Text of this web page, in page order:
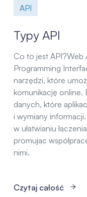
API
Typy API
Co to jest API?Web
Programming
narzędzi, które
komunikację online.
danych, które
i wymiany
w ułatwianiu
promując
nimi.
Czytaj całość